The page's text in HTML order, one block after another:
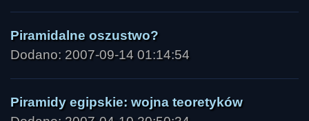
Piramidalne oszustwo?
Dodano: 2007-09-14 01:14:54
Piramidy egipskie: wojna teoretyków